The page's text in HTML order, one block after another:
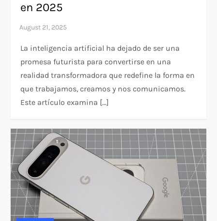
en 2025
La inteligencia artificial ha dejado de ser una
promesa futurista para convertirse en una
realidad transformadora que redefine la forma en
que trabajamos, creamos y nos comunicamos.
Este artículo examina […]